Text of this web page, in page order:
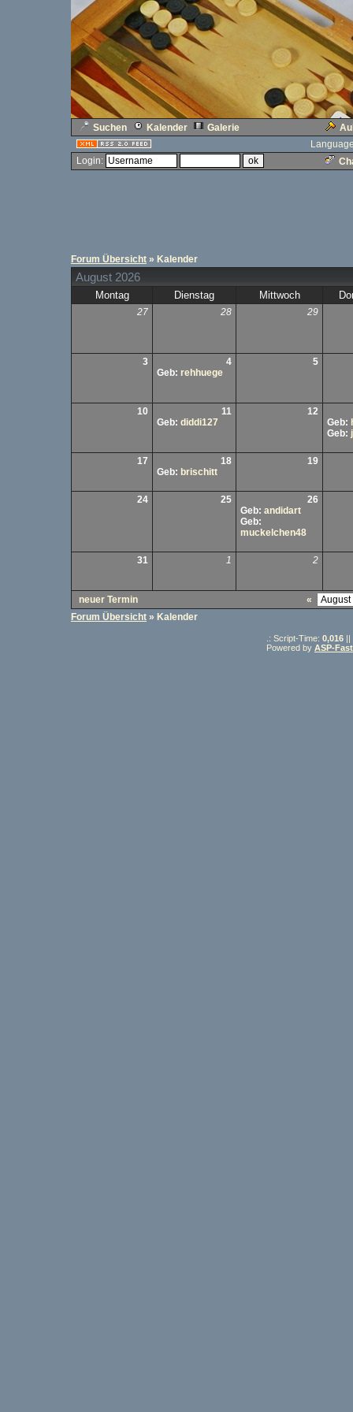
Suchen Kalender Galerie
Login:
Forum Übersicht » Kalender
August 2026
Montag Dienstag Mittwoch
27 28 29
3
4
Geb: rehhuege
5
10
11
Geb: diddi127
12
Geb:
Geb:
17
18
Geb: brischitt
19
24 25
26
Geb: andidart
Geb:
muckelchen48
31 1 2
neuer Termin
«
Forum Übersicht » Kalender
.: Script-Time: 0,016 ||
Powered by ASP-